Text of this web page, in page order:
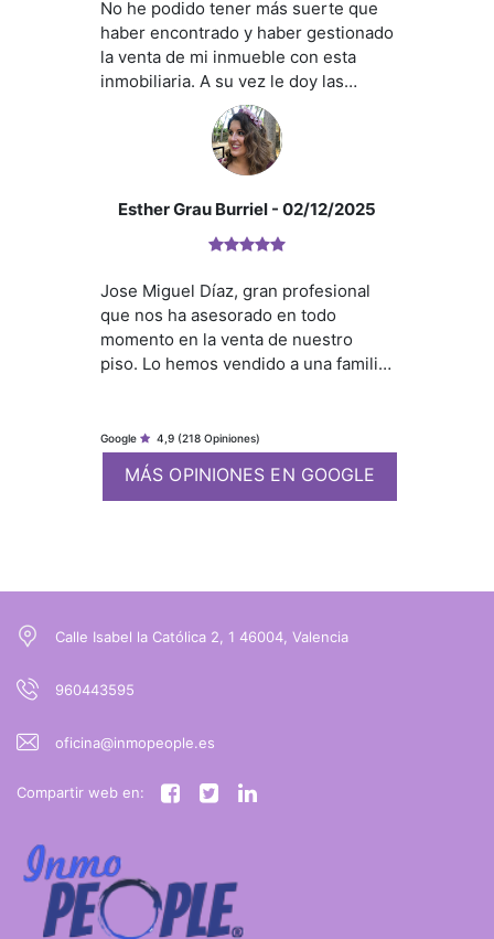
RK GLOBAL INMOBILIARIA - ¿HABLAMOS?
estábamos en buenas manos.
Gracias a él, todo el proceso ha ido
muy bien y mucho más fácil de lo que
imaginábamos. Da gusto encontrar a
personas así, que hacen su trabajo
tan bien y además con tanta
amabilidad. Sin duda, lo
No he podido tener más suerte que
haber encontrado y haber gestionado
la venta de mi inmueble con esta
inmobiliaria. A su vez le doy las
gracias a su agente José Miguel por
ser tan profesional y tan buena
persona,le doy mil gracias por todo lo
que hizo y recomiendo a cualquier
persona si tiene que vender algún
rapidez amabilidad y transparencia
Esther Grau Burriel - 02/12/2025
Jose Miguel Díaz, gran profesional
que nos ha asesorado en todo
momento en la venta de nuestro
piso. Lo hemos vendido a una familia
Google 4,9 (218 Opiniones)
MÁS OPINIONES EN GOOGLE
Calle Isabel la Católica 2, 1 46004, Valencia
960443595
oficina@inmopeople.es
Compartir web en: